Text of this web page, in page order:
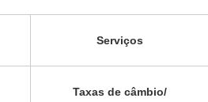
Serviços
Taxas de câmbio/